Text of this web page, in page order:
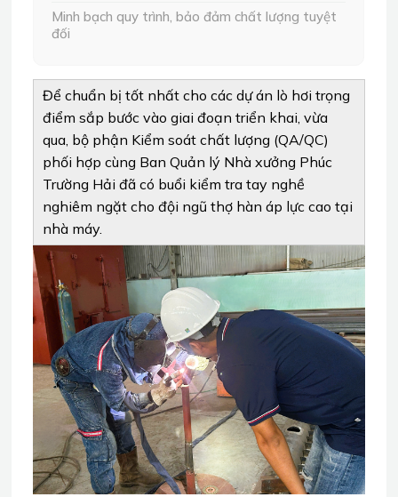
Minh bạch quy trình, bảo đảm chất lượng tuyệt
đối
Để chuẩn bị tốt nhất cho các dự án lò hơi trọng
điểm sắp bước vào giai đoạn triển khai, vừa
qua, bộ phận Kiểm soát chất lượng (QA/QC)
phối hợp cùng Ban Quản lý Nhà xưởng Phúc
Trường Hải đã có buổi kiểm tra tay nghề
nghiêm ngặt cho đội ngũ thợ hàn áp lực cao tại
nhà máy.